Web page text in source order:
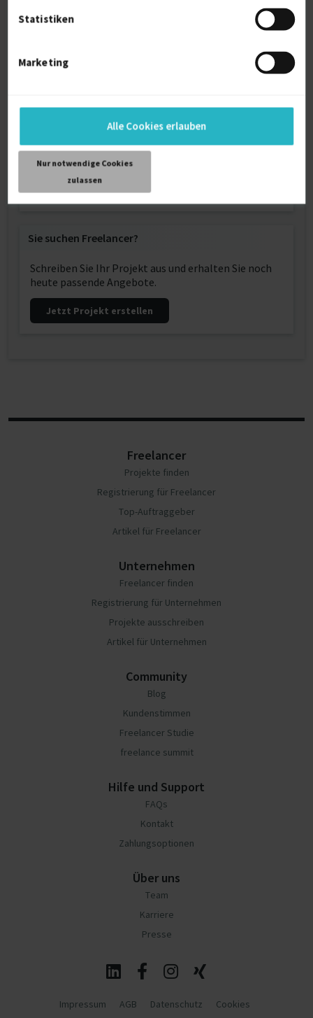
Statistiken
Marketing
Alle Cookies erlauben
Nur notwendige Cookies
zulassen
- Datenbank mit > 1 Mio. Tech Kandidaten
Informations- und
Maschinelles Lernen
Computer Vision
Softwareentwicklung / -programmierung
Machine Learning
Sie suchen Freelancer?
Schreiben Sie Ihr Projekt aus und erhalten Sie noch
heute passende Angebote.
Jetzt Projekt erstellen
Freelancer
Projekte finden
Registrierung für Freelancer
Top-Auftraggeber
Artikel für Freelancer
Unternehmen
Freelancer finden
Registrierung für Unternehmen
Projekte ausschreiben
Artikel für Unternehmen
Community
Blog
Kundenstimmen
Freelancer Studie
freelance summit
Hilfe und Support
FAQs
Kontakt
Zahlungsoptionen
Über uns
Team
Karriere
Presse
Impressum AGB Datenschutz Cookies